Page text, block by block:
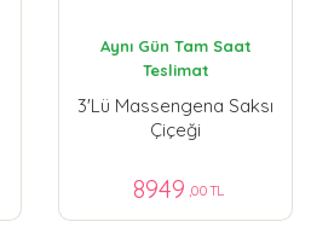
Aynı Gün Tam Saat
Teslimat
3'lü Massengena Saksı
Çiçeği
8949 ,00 TL